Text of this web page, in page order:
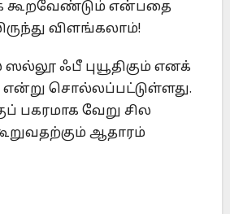
கூறவேண்டும் என்பதை
விளங்கலாம்!
ஃபீ புயூதிகும் எனக்
சொல்லப்பட்டுள்ளது.
பகரமாக வேறு சில
ஆதாரம்